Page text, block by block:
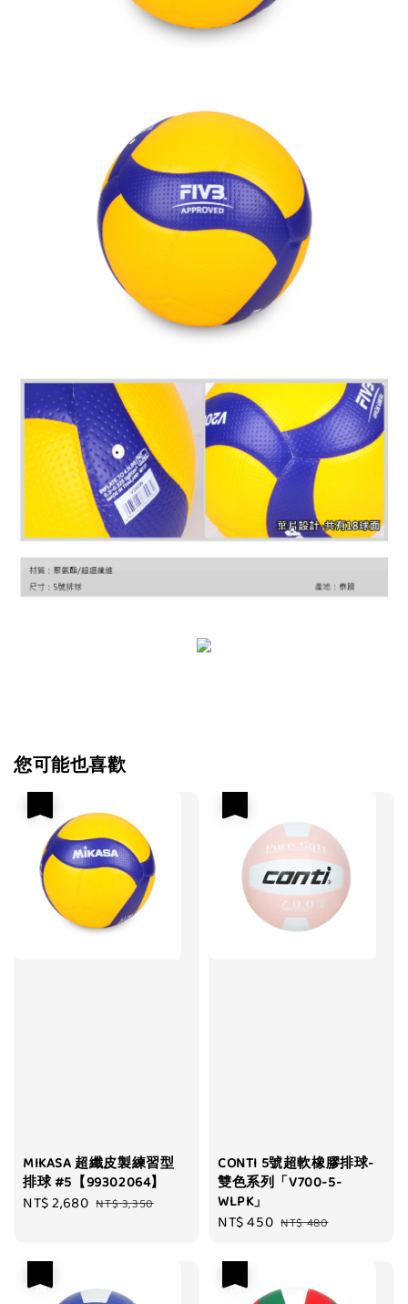
您可能也喜歡
MIKASA 超纖皮製練習型
排球 #5【99302064】
Sale
NT$ 2,680 Regular
NT$ 3,350
CONTI 5號超軟橡膠排球-
雙色系列「V700-5-
WLPK」
Sale
NT$ 450 Regular
NT$ 480